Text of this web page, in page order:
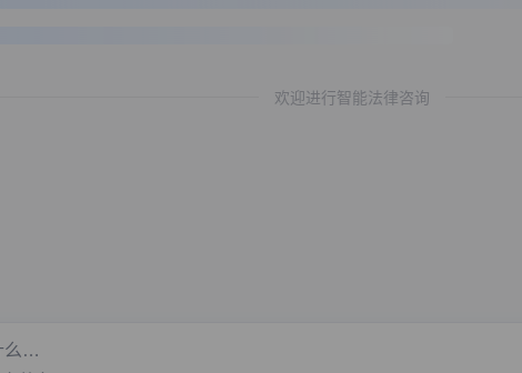
欢迎进行智能法律咨询